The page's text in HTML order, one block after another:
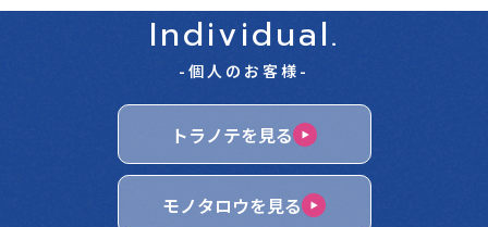
Individual.
-個人のお客様-
トラノテを見る
モノタロウを見る